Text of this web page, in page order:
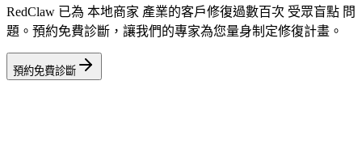
RedClaw 已為 本地商家 產業的客戶修復過數百次 受眾盲點 問
題。預約免費診斷，讓我們的專家為您量身制定修復計畫。
預約免費診斷